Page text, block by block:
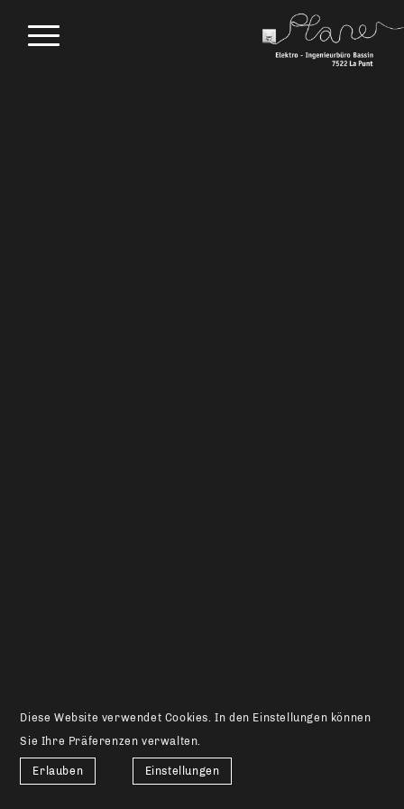
+41 81 850 18 00|bassin@bassin.ch
Diese Website verwendet Cookies. In den Einstellungen können
Sie Ihre Präferenzen verwalten.
Erlauben Einstellungen